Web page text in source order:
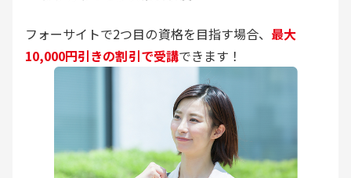
フォーサイトで2つ目の資格を目指す場合、 最大
10,000円引きの割引で受講できます！